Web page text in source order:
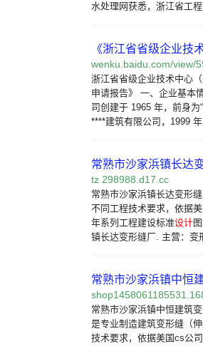
水处理网获悉，浙江省工
《浙江省省级企业技
wenku.baidu.com/view/
浙江省省级企业技术中心
申请报告》 一、企业基本
司创建于 1965 年，前身为
****建筑有限公司，1999
常熟市沙家浜镇长达
tz 298988.d17.cc
常熟市沙家浜镇长达变形
不同工程技术要求，依据
年系列工程建设标准设计
镇长达变形缝厂. 主营：变
常熟市沙家浜镇中恒
常熟市沙家浜镇中恒建筑
是专业制造建筑变形缝（
技术要求，依据美国cs公